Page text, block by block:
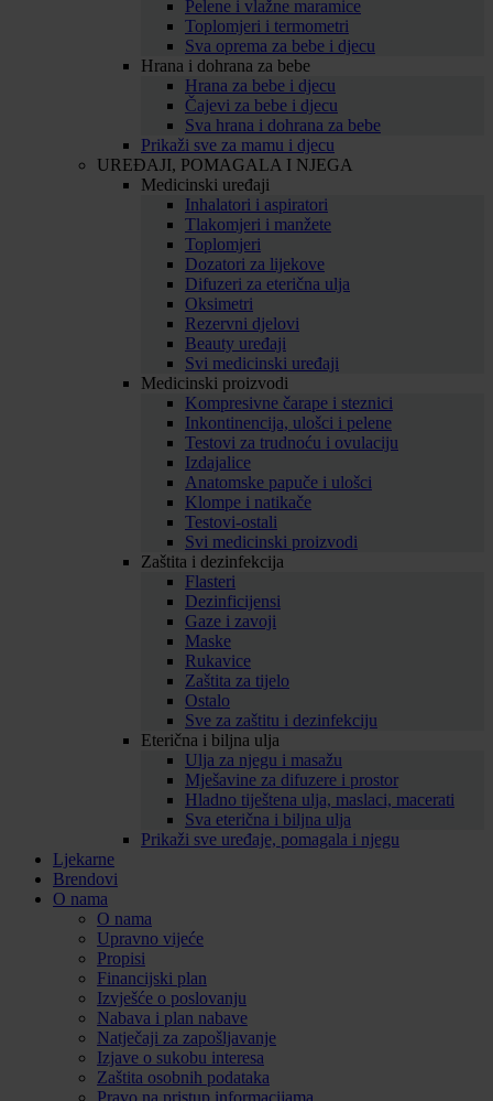
Pelene i vlažne maramice
Toplomjeri i termometri
Sva oprema za bebe i djecu
Hrana i dohrana za bebe
Hrana za bebe i djecu
Čajevi za bebe i djecu
Sva hrana i dohrana za bebe
Prikaži sve za mamu i djecu
UREĐAJI, POMAGALA I NJEGA
Medicinski uređaji
Inhalatori i aspiratori
Tlakomjeri i manžete
Toplomjeri
Dozatori za lijekove
Difuzeri za eterična ulja
Oksimetri
Rezervni djelovi
Beauty uređaji
Svi medicinski uređaji
Medicinski proizvodi
Kompresivne čarape i steznici
Inkontinencija, ulošci i pelene
Testovi za trudnoću i ovulaciju
Izdajalice
Anatomske papuče i ulošci
Klompe i natikače
Testovi-ostali
Svi medicinski proizvodi
Zaštita i dezinfekcija
Flasteri
Dezinficijensi
Gaze i zavoji
Maske
Rukavice
Zaštita za tijelo
Ostalo
Sve za zaštitu i dezinfekciju
Eterična i biljna ulja
Ulja za njegu i masažu
Mješavine za difuzere i prostor
Hladno tiještena ulja, maslaci, macerati
Sva eterična i biljna ulja
Prikaži sve uređaje, pomagala i njegu
Ljekarne
Brendovi
O nama
O nama
Upravno vijeće
Propisi
Financijski plan
Izvješće o poslovanju
Nabava i plan nabave
Natječaji za zapošljavanje
Izjave o sukobu interesa
Zaštita osobnih podataka
Pravo na pristup informacijama